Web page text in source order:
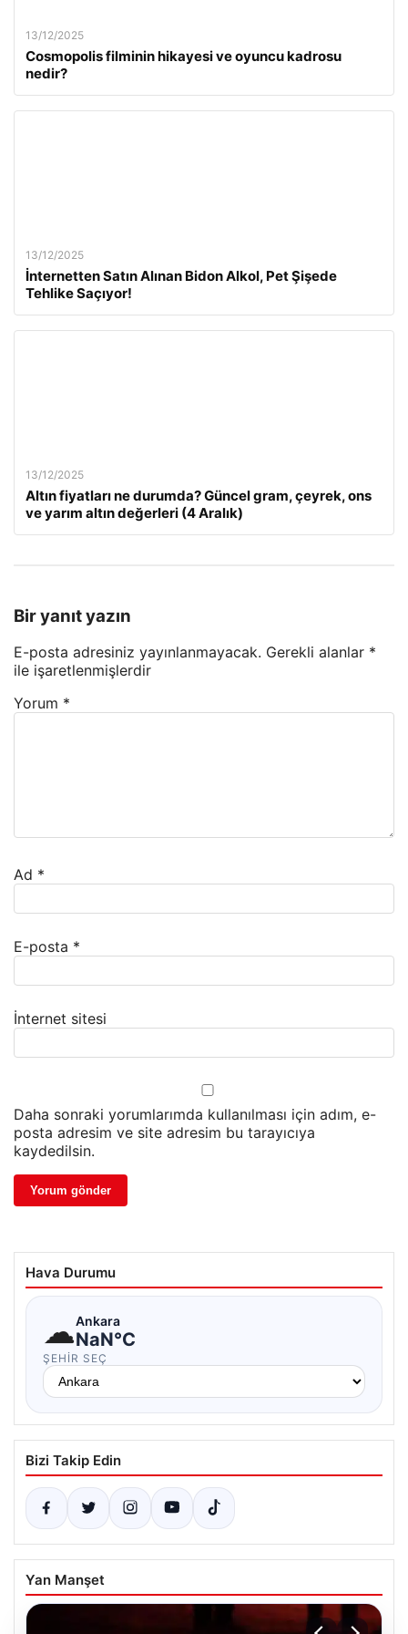
13/12/2025
Cosmopolis filminin hikayesi ve oyuncu kadrosu
nedir?
13/12/2025
İnternetten Satın Alınan Bidon Alkol, Pet Şişede
Tehlike Saçıyor!
13/12/2025
Altın fiyatları ne durumda? Güncel gram, çeyrek, ons
ve yarım altın değerleri (4 Aralık)
Bir yanıt yazın
E-posta adresiniz yayınlanmayacak. Gerekli alanlar *
ile işaretlenmişlerdir
Yorum *
Ad *
E-posta *
İnternet sitesi
Daha sonraki yorumlarımda kullanılması için adım, e-
posta adresim ve site adresim bu tarayıcıya
kaydedilsin.
Hava Durumu
☁Ankara
NaN°C
ŞEHIR SEÇ
Bizi Takip Edin
Yan Manşet